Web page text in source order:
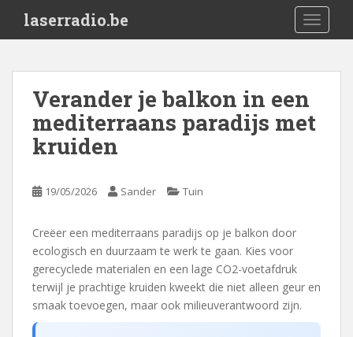
i
laserradio.be
Verander je balkon in een
mediterraans paradijs met
kruiden
19/05/2026 Sander Tuin
Creëer een mediterraans paradijs op je balkon door
ecologisch en duurzaam te werk te gaan. Kies voor
gerecyclede materialen en een lage CO2-voetafdruk
terwijl je prachtige kruiden kweekt die niet alleen geur en
smaak toevoegen, maar ook milieuverantwoord zijn.